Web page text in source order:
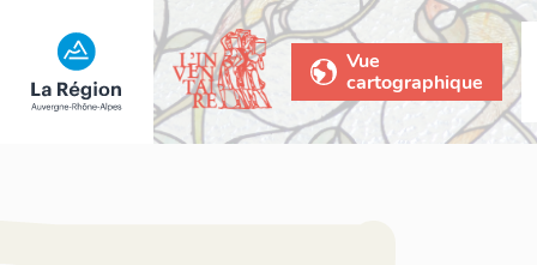
Vue
cartographique